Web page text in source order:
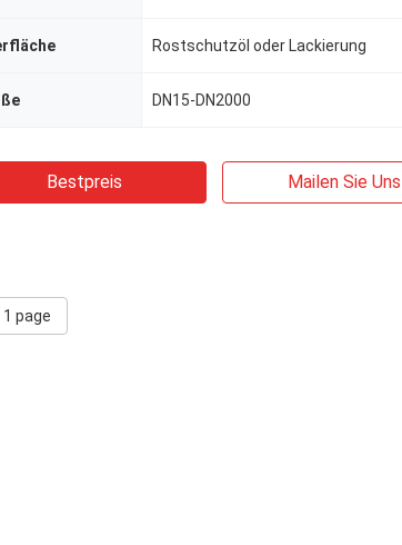
Rostschutzöl oder Lackierung
DN15-DN2000
Bestpreis Mailen Sie Uns
page